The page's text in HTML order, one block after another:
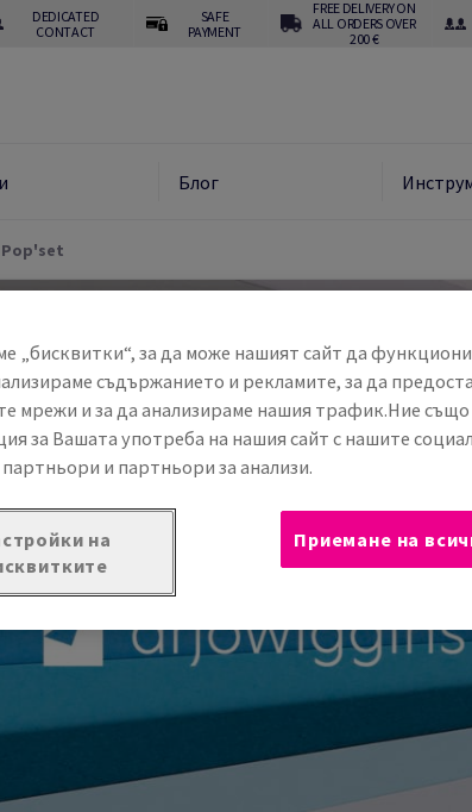
DEDICATED
CONTACT
SAFE
PAYMENT
FREE DELIVERY ON
ALL ORDERS OVER
200 €
Блог
Pop'set
„бисквитки“, за да може нашият сайт да
съдържанието и рекламите, за да
мрежи и за да анализираме нашия трафик.Ние също
за Вашата употреба на нашия сайт с нашите
и партньори за анализи.
на
Приемане на